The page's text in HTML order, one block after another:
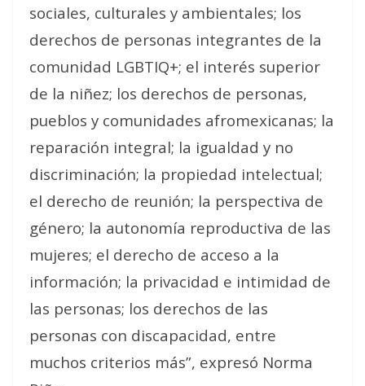
sociales, culturales y ambientales; los
derechos de personas integrantes de la
comunidad LGBTIQ+; el interés superior
de la niñez; los derechos de personas,
pueblos y comunidades afromexicanas; la
reparación integral; la igualdad y no
discriminación; la propiedad intelectual;
el derecho de reunión; la perspectiva de
género; la autonomía reproductiva de las
mujeres; el derecho de acceso a la
información; la privacidad e intimidad de
las personas; los derechos de las
personas con discapacidad, entre
muchos criterios más”, expresó Norma